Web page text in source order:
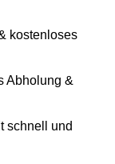
kostenloses
Abholung &
schnell und